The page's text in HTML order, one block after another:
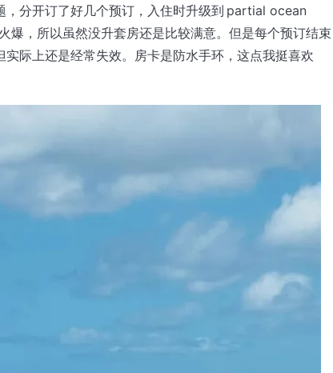
，分开订了好几个预订，入住时升级到 partial ocean
爆，所以虽然没升套房还是比较满意。但是每个预订结束
际上还是经常失效。房卡是防水手环，这点我挺喜欢